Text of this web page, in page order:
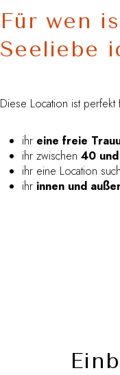
Für wen
Seeliebe
Diese Location ist perfekt
ihr eine freie
ihr zwischen 40
ihr eine Location
ihr innen und